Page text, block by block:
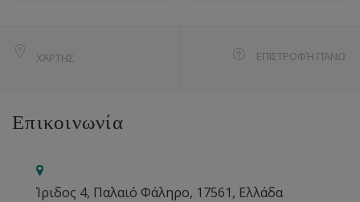
ΧΆΡΤΗΣ ΕΠΙΣΤΡΟΦΉ ΠΆΝΩ
Επικοινωνία
Ίριδος 4, Παλαιό Φάληρο, 17561, Ελλάδα